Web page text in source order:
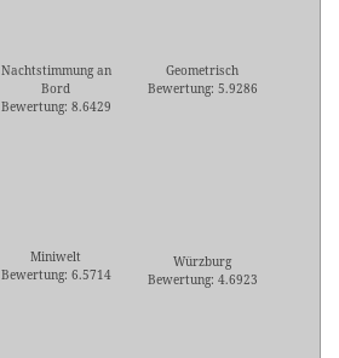
Nachtstimmung an
Bord
Bewertung: 8.6429
Geometrisch
Bewertung: 5.9286
Miniwelt
Bewertung: 6.5714
Würzburg
Bewertung: 4.6923